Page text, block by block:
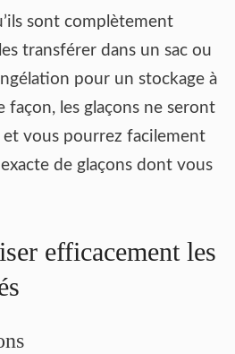
sont complètement
transférer dans un sac ou
pour un stockage à
façon, les glaçons ne seront
et vous pourrez facilement
de glaçons dont vous
efficacement les